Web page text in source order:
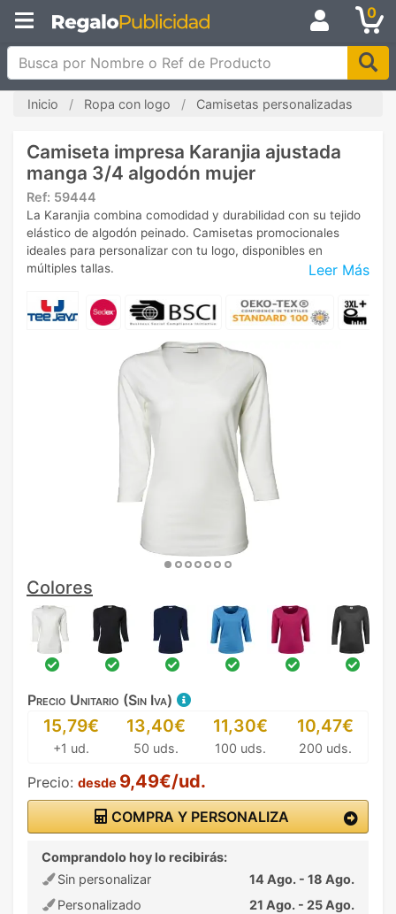
0
Busca por Nombre o Ref de Producto
Inicio Ropa con logo Camisetas personalizadas
Camiseta impresa Karanjia ajustada
manga 3/4 algodón mujer
Ref: 59444
Leer Más
La Karanjia combina comodidad y durabilidad con su tejido
elástico de algodón peinado. Camisetas promocionales
ideales para personalizar con tu logo, disponibles en
múltiples tallas.
Colores
Precio Unitario (Sin Iva)
15,79€
+1 ud.
13,40€
50 uds.
11,30€
100 uds.
10,47€
200 uds.
Precio: desde 9,49€/ud.
COMPRA Y PERSONALIZA
Comprandolo hoy lo recibirás:
Sin personalizar
14 Ago. - 18 Ago.
Personalizado
21 Ago. - 25 Ago.